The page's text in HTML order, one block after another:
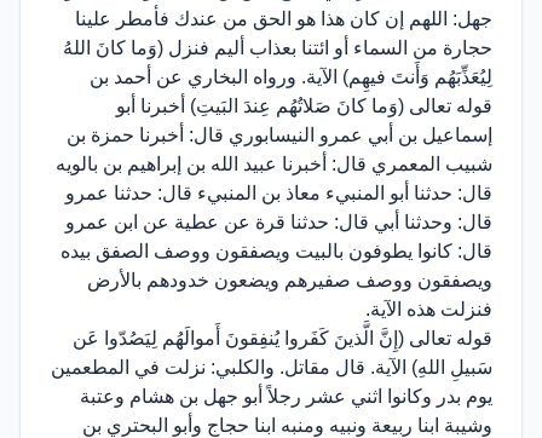
جهل: اللهم إن كان هذا هو الحق من عندك فأمطر علينا
حجارة من السماء أو ائتنا بعذاب أليم فنزل (وَما كانَ اللهُ
لِيُعَذِّبَهُم وَأَنتَ فيهِم) الآية. ورواه البخاري عن أحمد بن
قوله تعالى (وَما كانَ صَلاتُهُم عِندَ البَيتِ) أخبرنا أبو
إسماعيل بن أبي عمرو النيسابوري قال: أخبرنا حمزة بن
شبيب المعمري قال: أخبرنا عبيد الله بن إبراهيم بن بالويه
قال: حدثنا أبو المنبيء معاذ بن المنبيء قال: حدثنا عمرو
قال: وحدثنا أبي قال: حدثنا قرة عن عطية عن ابن عمرو
قال: كانوا يطوفون بالبيت ويصفقون ووصف الصفق بيده
ويصفقون ووصف صفيرهم ويضعون خدودهم بالأرض
فنزلت هذه الآية.
قوله تعالى (إِنَّ الَّذينَ كَفَروا يُنفِقونَ أَموالَهُم لِيَصُدّوا عَن
سَبيلِ اللهِ) الآية. قال مقاتل. والكلبي: نزلت في المطعمين
يوم بدر وكانوا اثني عشر رجلاً أبو جهل بن هشام وعتبة
وشيبة ابنا ربيعة ونبيه ومنبه ابنا حجاج وأبو البحتري بن